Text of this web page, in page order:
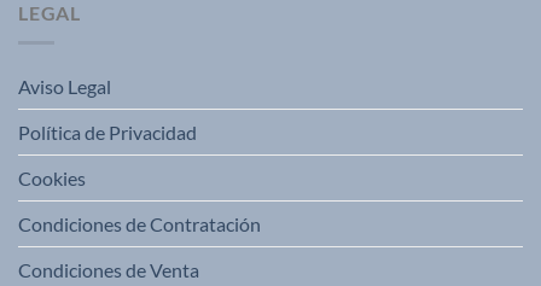
LEGAL
Aviso Legal
Política de Privacidad
Cookies
Condiciones de Contratación
Condiciones de Venta